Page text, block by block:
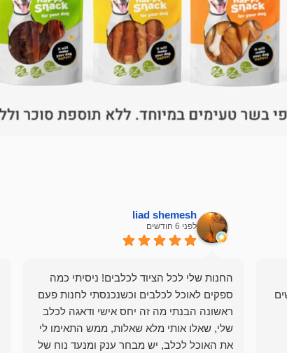
liad shemesh
לפני 6 חודשים
החנות שלי לכל הציוד לכלבים! ניסיתי כמה
ספקים לאוכל לכלבים וכשנכנסתי לחנות פעם
ראשונה הבנתי מה זה יחס אישי ודאגה לכלב
שלי, שאלו אותי מלא שאלות, ממש התאימו לי
את האוכל לכלב, יש מבחר ענק ומנעד נוח של